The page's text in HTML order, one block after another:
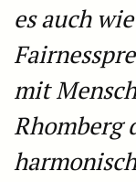
es auch
mit